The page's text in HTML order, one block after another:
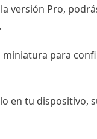
la versión Pro,
miniatura para
en tu dispositivo,